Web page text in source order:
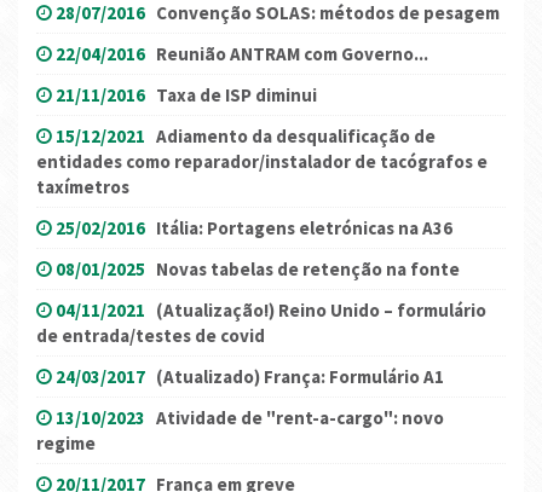
28/07/2016 Convenção SOLAS: métodos de pesagem
22/04/2016 Reunião ANTRAM com Governo...
21/11/2016 Taxa de ISP diminui
15/12/2021 Adiamento da desqualificação de
entidades como reparador/instalador de tacógrafos e
taxímetros
25/02/2016 Itália: Portagens eletrónicas na A36
08/01/2025 Novas tabelas de retenção na fonte
04/11/2021 (Atualização!) Reino Unido – formulário
de entrada/testes de covid
24/03/2017 (Atualizado) França: Formulário A1
13/10/2023 Atividade de "rent-a-cargo": novo
regime
20/11/2017 França em greve